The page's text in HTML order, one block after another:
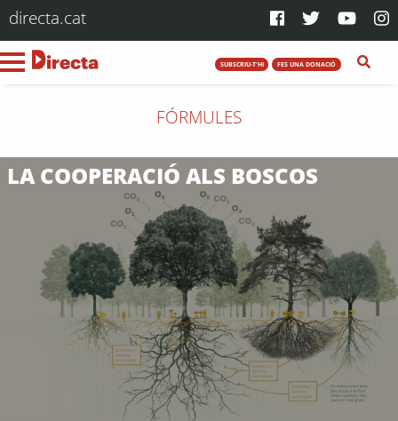
directa.cat
SUBSCRIU-T'HI FES UNA DONACIÓ
FÓRMULES
LA COOPERACIÓ ALS BOSCOS